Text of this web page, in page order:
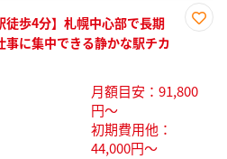
録
徒歩4分】札幌中心部で長期
事に集中できる静かな駅チカ
月額目安：91,800
円～
初期費用他：
44,000円～